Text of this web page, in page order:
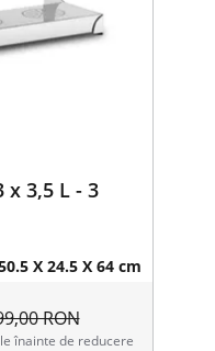
x 3,5 L - 3
X 24.5 X 64 cm
RON
înainte de reducere